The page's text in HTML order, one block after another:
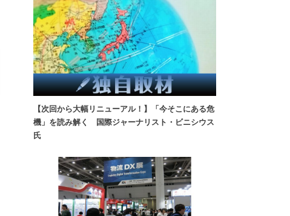
【次回から大幅リニューアル！】「今そこにある危
機」を読み解く 国際ジャーナリスト・ビニシウス
氏